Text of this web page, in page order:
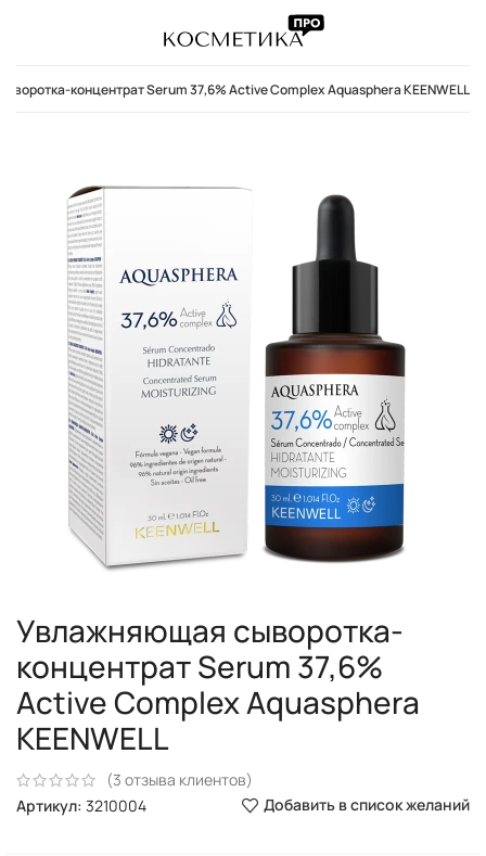
концентрат Serum 37,6% Active Complex Aquasphera KEENWELL
Увлажняющая сыворотка-
концентрат Serum 37,6%
Active Complex Aquasphera
KEENWELL
(3 отзыва клиентов)
Артикул: 3210004 Добавить в список желаний